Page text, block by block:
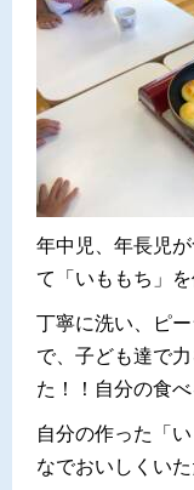
年中児、年長児
て「いももち」を
丁寧に洗い、ピ
で、子ども達で
た！！自分の食
自分の作った「
なでおいしくいた